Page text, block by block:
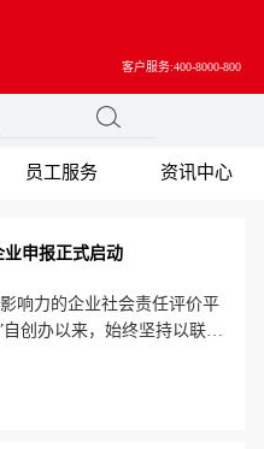
客户服务:400-8000-800
员工服务 资讯中心
业申报正式启动
响力的企业社会责任评价平
自创办以来，始终坚持以联合
）理念，持续发现和推广